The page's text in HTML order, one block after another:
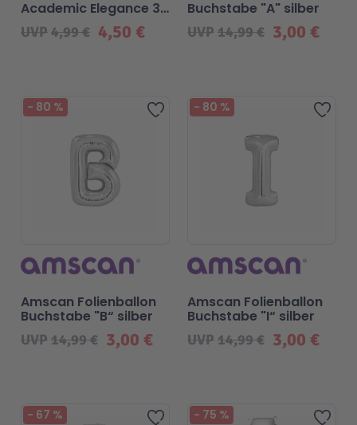
Malen & Zeichnen
Marvel™ Super Heroes
Minifiguren
NINJAGO®
Star Wars™
Super Mario
Knights
Sports Action
Aktion
Cars
4,50 €
UVP4,99 €
Academic Elegance 33
cm - 6 Stück 3,00 €
UVP14,99 €
Buchstabe "A" silber
Zur Wunschliste hinzufügen
- 80 %
3,00 €
UVP14,99 €
Amscan Folienballon
Buchstabe "B“ silber
Zur
- 80 %
3,00 €
UVP14,99 €
Amscan Folienballon
Buchstabe "I“ silber
Zur Wunschliste hinzufügen
- 67 % Zur
- 75 %